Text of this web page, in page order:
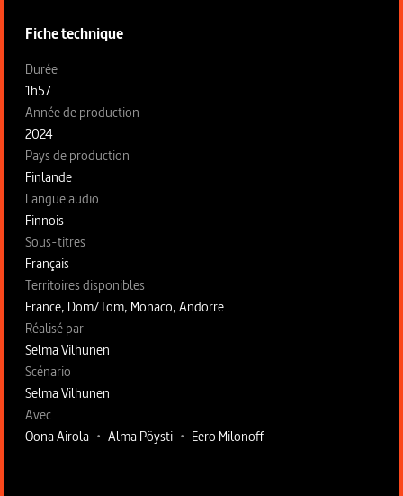
Fiche technique
Fiche technique section gauche
Durée
1h57
Année de production
2024
Pays de production
Finlande
Langue audio
Finnois
Sous-titres
Français
Territoires disponibles
France, Dom/Tom, Monaco, Andorre
Fiche technique section droite
Réalisé par
Selma Vilhunen
Scénario
Selma Vilhunen
Avec
Oona Airola • Alma Pöysti • Eero Milonoff